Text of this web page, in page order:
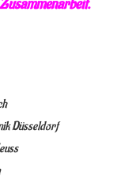
Düsseldorf